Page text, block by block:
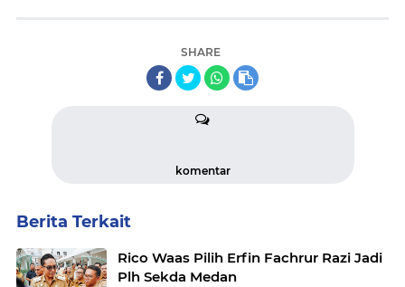
SHARE
komentar
Berita Terkait
Rico Waas Pilih Erfin Fachrur Razi Jadi
Plh Sekda Medan